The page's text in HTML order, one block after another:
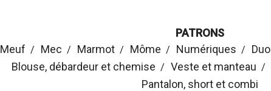
PATRONS
Meuf
Mec Marmot Môme Numériques Duo
Blouse, débardeur et chemise
Veste et manteau
Pantalon, short et combi